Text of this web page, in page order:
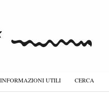
INFORMAZIONI UTILI CERCA